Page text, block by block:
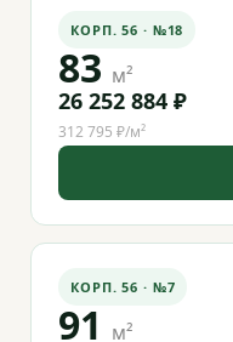
КОРП. 56 · №18
83 м²
26 252 884 ₽
312 795 ₽/м²
КОРП. 56 · №7
91 м²